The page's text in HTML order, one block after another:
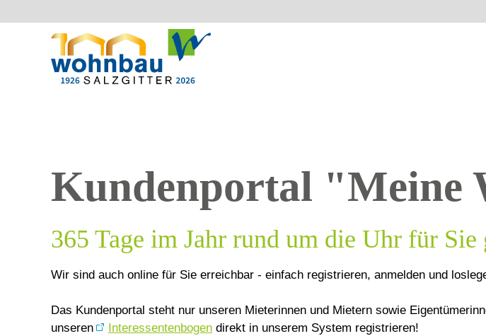
Kundenportal "Meine
365 Tage im Jahr rund um die Uhr für Sie
Wir sind auch online für Sie erreichbar - einfach registrieren, anmelden und
Das Kundenportal steht nur unseren Mieterinnen und Mietern sowie
unseren
Interessentenbogen direkt in unserem System registrieren!